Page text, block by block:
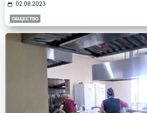
02.08.2023
ОБЩЕСТВО